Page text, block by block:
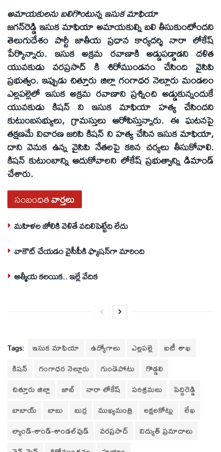
అమాయకులను బలిగొంటున్న ఇసుక మాఫియా
జగన్‌రెడ్డి ఇసుక మాఫియా అమాయకుల్ని బలి తీసుకుంటోందని
తెలుగుదేశం పార్టీ జాతీయ ప్రధాన కార్యదర్శి నారా లోకేష్‌
పేర్కొన్నారు. ఇసుక అక్రమ రవాణాకి అడ్డుపడ్డాడని దళిత
యువకుడు వరప్రసాద్‌ కి శిరోముండనం చేసింది వైసిపి
ప్రభుత్వం. ఇప్పుడు చిత్తూరు జిల్లా గంగాధర నెల్లూరు మండలం
ఎల్లపల్లెలో ఇసుక అక్రమ రవాణాని ప్రశ్నించి అడ్డుకున్నందుకే
యువకుడు కిషన్‌ ని ఇసుక మాఫియా హత్య చేసిందని
కుటుంబసభ్యులు, గ్రామస్తులు ఆరోపిస్తున్నారు. ఈ ఘటనపై
తక్షణమే విచారణ జరిపి కిషన్‌ ని హత్య చేసిన ఇసుక మాఫియా,
దాని వెనుక ఉన్న వైసిపి నేతలపై కఠిన చర్యలు తీసుకోవాలి.
కిషన్‌ కుటుంబాన్ని ఆదుకోవాలని లోకేష్‌ ప్రభుత్వాన్ని డిమాండ్‌
చేశారు.
సంబంధితవార్తలు
మహిళల జోలికి వెళితే వదిలిపెట్టేది లేదు
వాకౌట్ చేయడం వైసీపీకి ఫ్యాషన్‌గా మారింది
ఆత్మీయ కలయిక.. ఇల్లే వేదిక
Tags: ఇసుక మాఫియా ఉద్యోగాలు ఎల్లపల్లె
ఐటీ శాఖ
కిషన్‌
గంగాధర నెల్లూరు గుండెపోటు
గొడ్డలి
చిత్తూరు జిల్లా
జాబ్ నారా లోకేష్ పరిశ్రమలు
పెద్దిరెడ్డి
బాబాయ్
బాబు బుర్ర ముఖ్యమంత్రి లక్షలకోట్లు
లేఖ
ల్యాండ్‌-శాండ్‌-శాండల్‌వుడ్‌
వరప్రసాద్‌
విద్యుత్‌ ప్రమాదాలు